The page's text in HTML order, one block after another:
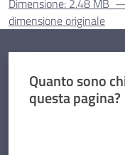
Dimensione: 2.48 MB
dimensione originale
Quanto sono
questa pagina?